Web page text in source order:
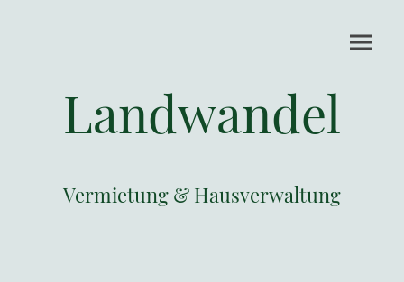
Landwandel
Vermietung & Hausverwaltung